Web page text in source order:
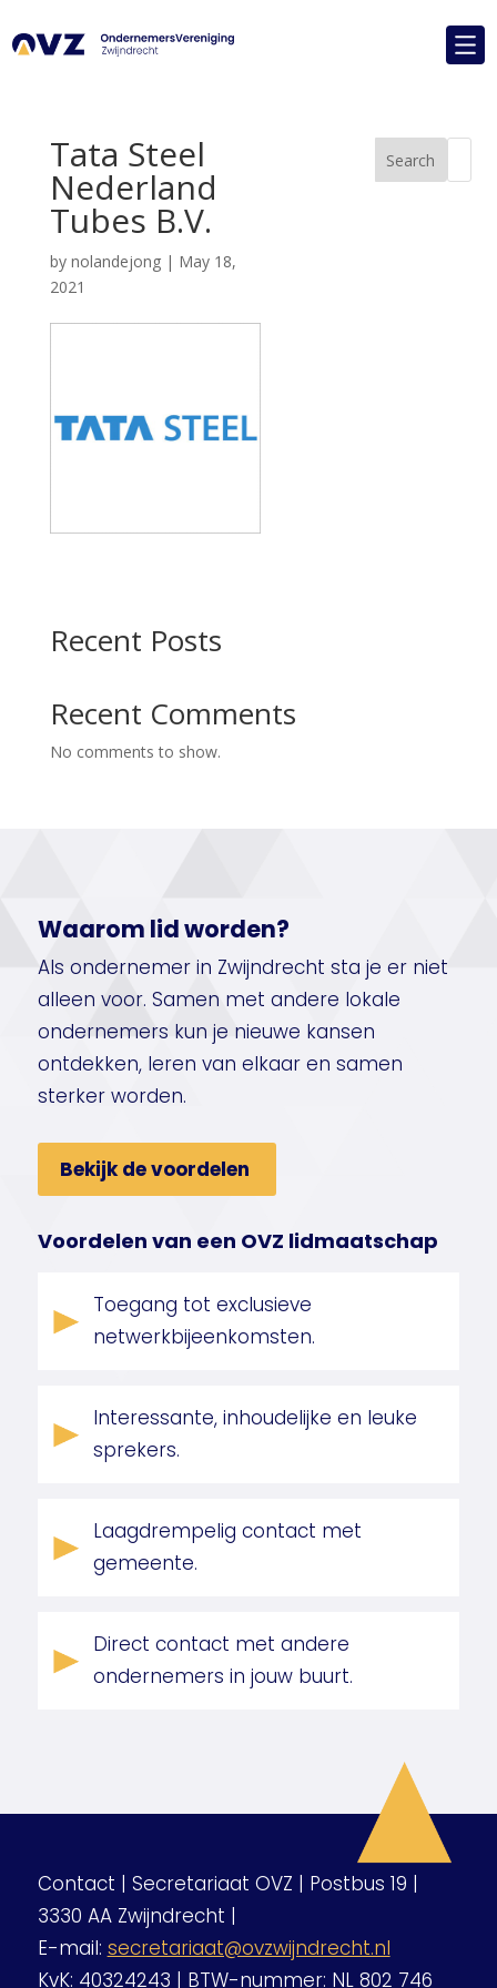
Tata Steel
Nederland
Tubes B.V.
by nolandejong| May 18,
2021
Search
Recent Posts
Recent Comments
No comments to show.
Waarom lid worden?
Als ondernemer in Zwijndrecht sta je er niet
alleen voor. Samen met andere lokale
ondernemers kun je nieuwe kansen
ontdekken, leren van elkaar en samen
sterker worden.
Bekijk de voordelen
Voordelen van een OVZ lidmaatschap
Toegang tot exclusieve
netwerkbijeenkomsten.
Interessante, inhoudelijke en leuke
sprekers.
Laagdrempelig contact met
gemeente.
Direct contact met andere
ondernemers in jouw buurt.
Contact | Secretariaat OVZ | Postbus 19 |
3330 AA Zwijndrecht |
E-mail: secretariaat@ovzwijndrecht.nl
KvK: 40324243 | BTW-nummer: NL 802 746